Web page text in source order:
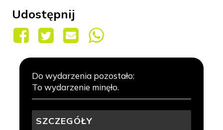
Udostępnij
To wydarzenie minęło.
SZCZEGÓŁY